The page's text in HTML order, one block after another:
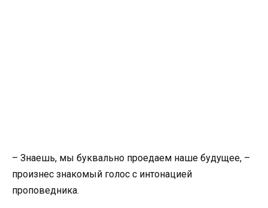
– Знаешь, мы буквально проедаем наше будущее, –
произнес знакомый голос с интонацией
проповедника.